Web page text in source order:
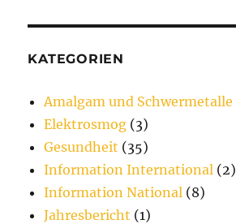
KATEGORIEN
Amalgam und Schwermetalle
Elektrosmog (3)
Gesundheit (35)
Information International (2)
Information National (8)
Jahresbericht (1)